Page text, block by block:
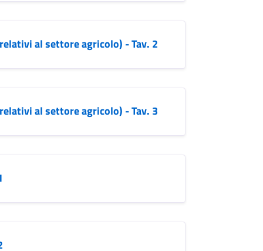
al settore agricolo) - Tav. 2
al settore agricolo) - Tav. 3